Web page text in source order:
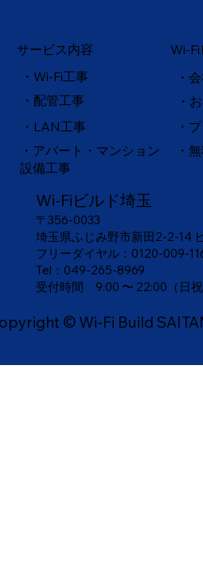
サービス内容
・Wi-Fi工事
・ LAN工事
・配管工事
・アパート・マンション
設備工事
Wi-
・
・
・
・
Wi-Fiビルド埼玉
〒356-0033
埼玉県ふじみ野市新田2-2-14
フリーダイヤル：0120-009-
Tel：049-265-8969
受付時間 9:00 〜 22:00（日祝
© Wi-Fi Build